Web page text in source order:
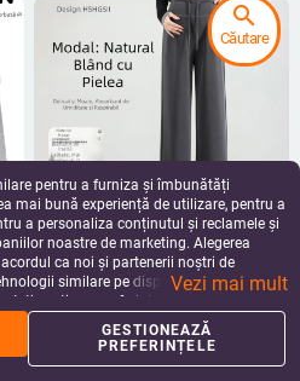
Lanxess Modal pantaloni de
maternitate, talie înaltă, croială
largă și dreaptă, lungime până la
podea, mărime mare
312.00Lei
add_shopping_cart
pentru a furniza și îmbunătăți
mai bună experiență de utilizare, pentru a
a personaliza conținutul și reclamele și
noastre de marketing. Alegerea
ca noi și partenerii noștri de
similare pe dispozitivul dvs. în
gestiona preferințele în orice moment
Pentru mai multe informații, vă
de confidențialitate.
Vezi mai mult
GESTIONEAZĂ
PREFERINȚELE
search
Căutare